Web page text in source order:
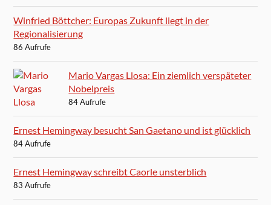
Winfried Böttcher: Europas Zukunft liegt in der
Regionalisierung
86 Aufrufe
Mario Vargas Llosa: Ein ziemlich verspäteter
Nobelpreis
84 Aufrufe
Ernest Hemingway besucht San Gaetano und ist glücklich
84 Aufrufe
Ernest Hemingway schreibt Caorle unsterblich
83 Aufrufe